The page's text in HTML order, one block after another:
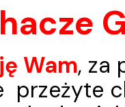
Wam, za
przeżyte